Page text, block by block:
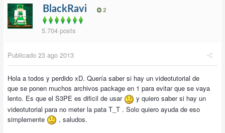
BlackRavi 2
5.704 posts
Publicado 23 ago 2013
Hola a todos y perdido xD. Quería saber si hay un videotutorial de
que se ponen muchos archivos package en 1 para evitar que se vaya
lento. Es que el S3PE es dificil de usar
y quiero saber si hay un
videotutorial para no meter la pata T_T . Solo quiero ayuda de eso
simplemente
, saludos.